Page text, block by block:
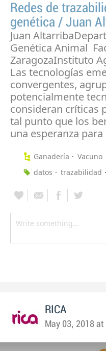
Redes de
genética / Juan
Juan
Genética Animal
ZaragozaInstituto
Las tecnologías
convergentes,
potencialmente
consideran críticas
tal punto que los
una esperanza
Ganadería
Vacuno
datos
trazabilidad
RICA
May 03, 2018